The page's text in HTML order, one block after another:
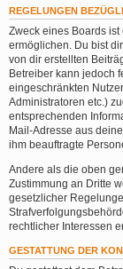
REGELUNGEN
Zweck eines Boards
ermöglichen. Du bist
von dir erstellten
Betreiber kann jedoch
eingeschränkten
Administratoren etc.)
entsprechenden
Mail-Adresse aus
ihm beauftragte
Andere als die oben
Zustimmung an Dritte
gesetzlicher
rechtlicher Interessen
GESTATTUNG DER